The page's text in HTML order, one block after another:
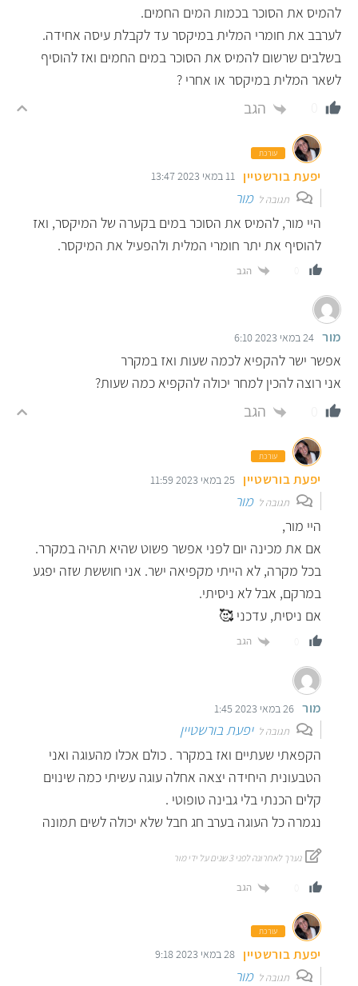
להמיס את הסוכר בכמות המים החמים.
לערבב את חומרי המלית במיקסר עד לקבלת עיסה אחידה.
בשלבים שרשום להמיס את הסוכר במים החמים ואז להוסיף
לשאר המלית במיקסר או אחרי ?
הגב
עורכת
יפעת בורשטיין 11 במאי 2023 13:47
תגובה למור
היי מור, להמיס את הסוכר במים בקערה של המיקסר, ואז
להוסיף את יתר חומרי המלית ולהפעיל את המיקסר.
הגב
מור 24 במאי 2023 6:10
אפשר ישר להקפיא לכמה שעות ואז במקרר
אני רוצה להכין למחר יכולה להקפיא כמה שעות?
הגב
עורכת
יפעת בורשטיין 25 במאי 2023 11:59
תגובה למור
היי מור,
אם את מכינה יום לפני אפשר פשוט שהיא תהיה במקרר.
בכל מקרה, לא הייתי מקפיאה ישר. אני חוששת שזה יפגע
במרקם, אבל לא ניסיתי.
אם ניסית, עדכני 🥰
הגב
מור 26 במאי 2023 1:45
תגובה ליפעת בורשטיין
הקפאתי שעתיים ואז במקרר . כולם אכלו מהעוגה ואני
הטבעונית היחידה יצאה אחלה עוגה עשיתי כמה שינוים
קלים הכנתי בלי גבינה טופוטי .
נגמרה כל העוגה בערב חג חבל שלא יכולה לשים תמונה
נערך לאחרונה לפני 3 שנים על ידי מור
הגב
עורכת
יפעת בורשטיין 28 במאי 2023 9:18
תגובה למור